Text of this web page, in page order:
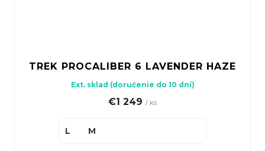
TREK PROCALIBER 6 LAVENDER HAZE
Ext. sklad (doručenie do 10 dní)
€1 249 / ks
L M